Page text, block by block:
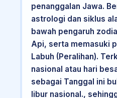
penanggalan Jawa.
astrologi dan siklus
bawah pengaruh
Api, serta memasuki
Labuh (Peralihan).
nasional atau hari
sebagai Tanggal ini
libur nasional.,